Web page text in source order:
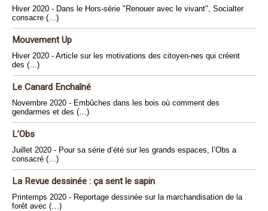
Hiver 2020 - Dans le Hors-série "Renouer avec le vivant", Socialter
consacre (…)
Mouvement Up
Hiver 2020 - Article sur les motivations des citoyen-nes qui créent
des (…)
Le Canard Enchaîné
Novembre 2020 - Embûches dans les bois où comment des
gendarmes et des (…)
L’Obs
Juillet 2020 - Pour sa série d’été sur les grands espaces, l’Obs a
consacré (…)
La Revue dessinée : ça sent le sapin
Printemps 2020 - Reportage dessinée sur la marchandisation de la
forêt avec (…)